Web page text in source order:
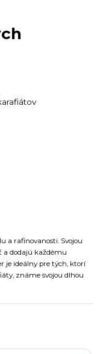
a rafinovanosti. Svojou
dodajú každému
je ideálny pre tých, ktorí
známe svojou dlhou